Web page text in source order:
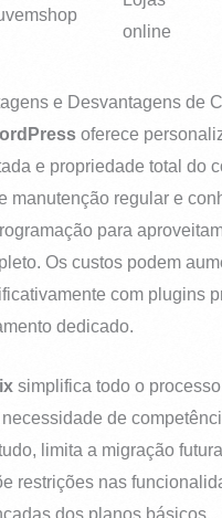
online
e Desvantagens de
oferece
e propriedade total do
manutenção regular e
para
Os custos podem
com plugins
dedicado.
simplifica todo o
de
limita a migração
restrições nas